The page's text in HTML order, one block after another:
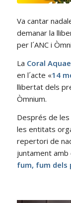
Va cantar
demanar la
per l´ANC i
La Coral Aquae
en l´acte «14
llibertat dels
Òmnium.
Després de
les entitats
repertori de
juntament amb
fum, fum dels